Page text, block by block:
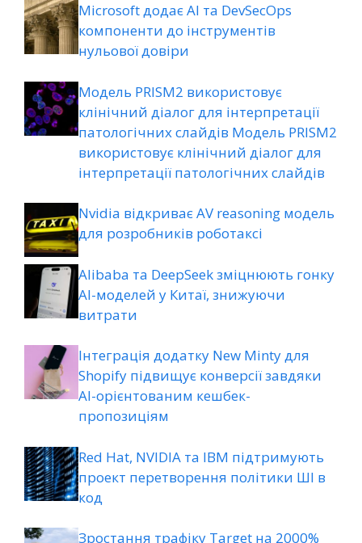
Microsoft додає AI та DevSecOps
компоненти до інструментів
нульової довіри
Модель PRISM2 використовує
клінічний діалог для інтерпретації
патологічних слайдів Модель PRISM2
використовує клінічний діалог для
інтерпретації патологічних слайдів
Nvidia відкриває AV reasoning модель
для розробників роботаксі
Alibaba та DeepSeek зміцнюють гонку
AI-моделей у Китаї, знижуючи
витрати
Інтеграція додатку New Minty для
Shopify підвищує конверсії завдяки
AI-орієнтованим кешбек-
пропозиціям
Red Hat, NVIDIA та IBM підтримують
проект перетворення політики ШІ в
код
Зростання трафіку Target на 2000%